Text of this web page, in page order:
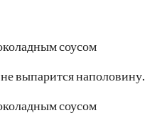
выпарится наполовину.